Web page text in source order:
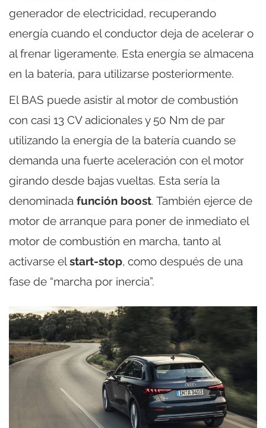
generador de electricidad, recuperando
energía cuando el conductor deja de acelerar o
al frenar ligeramente. Esta energía se almacena
en la batería, para utilizarse posteriormente.
El BAS puede asistir al motor de combustión
con casi 13 CV adicionales y 50 Nm de par
utilizando la energía de la batería cuando se
demanda una fuerte aceleración con el motor
girando desde bajas vueltas. Esta sería la
denominada función boost. También ejerce de
motor de arranque para poner de inmediato el
motor de combustión en marcha, tanto al
activarse elstart-stop, como después de una
fase de “marcha por inercia”.